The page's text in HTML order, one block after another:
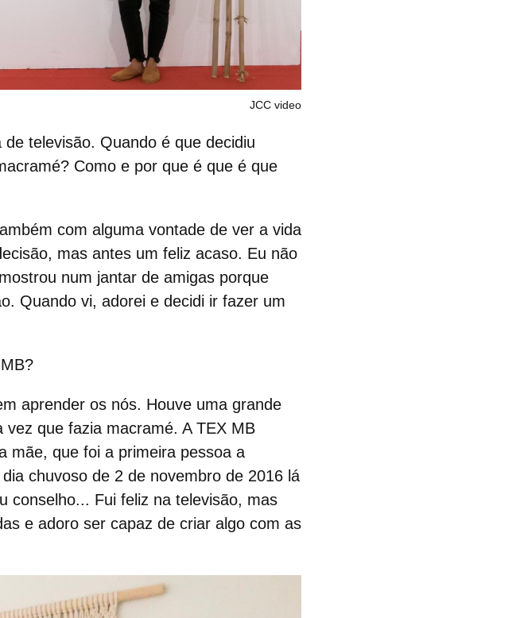
JCC video
televisão. Quando é que decidiu
Como e por que é que é que
com alguma vontade de ver a vida
mas antes um feliz acaso. Eu não
num jantar de amigas porque
Quando vi, adorei e decidi ir fazer um
aprender os nós. Houve uma grande
vez que fazia macramé. A TEX MB
mãe, que foi a primeira pessoa a
chuvoso de 2 de novembro de 2016 lá
conselho... Fui feliz na televisão, mas
e adoro ser capaz de criar algo com as